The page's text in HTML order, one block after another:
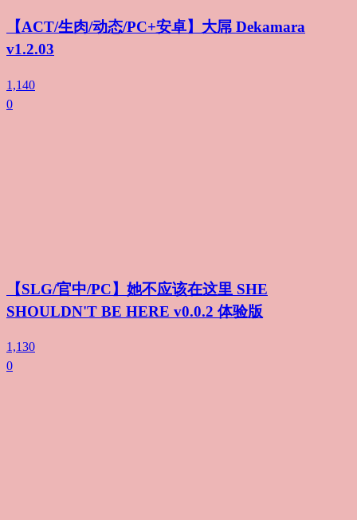
【ACT/生肉/动态/PC+安卓】大屌 Dekamara
v1.2.03
1,140
0
【SLG/官中/PC】她不应该在这里 SHE
SHOULDN'T BE HERE v0.0.2 体验版
1,130
0